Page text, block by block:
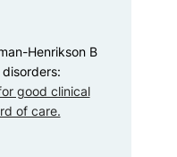
­Henrikson B
good clinical
of care.